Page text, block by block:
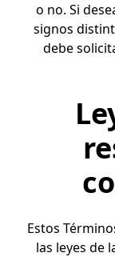
o no. Si
signos
debe
Estos
las leyes de